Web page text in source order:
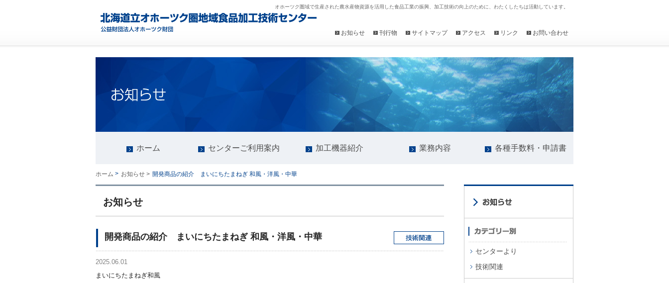
オホーツク圏域で生産された農水産物資源を活用した食品工業の振興、加工技術の向上のために、わたくしたちは活動しています。
お知らせ 刊行物 サイトマップ アクセス リンク お問い合わせ
ホーム センターご利用案内 加工機器紹介 業務内容 各種手数料・申請書
ホーム > お知らせ > 開発商品の紹介 まいにちたまねぎ 和風・洋風・中華
お知らせ
開発商品の紹介 まいにちたまねぎ 和風・洋風・中華
2025.06.01
まいにちたまねぎ和風
センターより
技術関連